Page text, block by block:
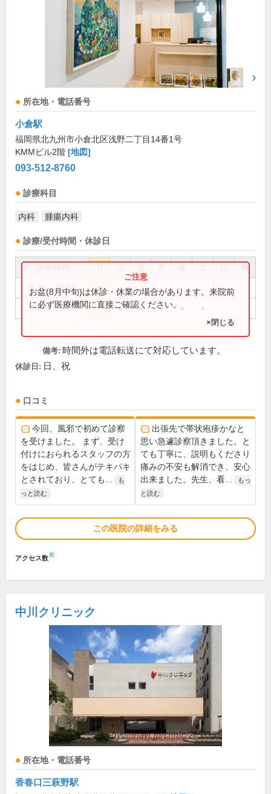
所在地・電話番号
小倉駅
福岡県北九州市小倉北区浅野二丁目14番1号
KMMビル2階 [地図]
093-512-8760
診療科目
内科 腫瘍内科
診療/受付時間・休診日
祝
9:30～12:30 ●
9:30～19:00 ● ● ●
お盆(8月中旬)は休診・休業の場合があります。来院前
に必ず医療機関に直接ご確認ください。
×閉じる
備考: 時間外は電話転送にて対応しています。
休診日: 日、祝
口コミ
今回、風邪で初めて診察
を受けました。 まず、受け
付けにおられるスタッフの方
をはじめ、皆さんがテキパキ
とされており、とても...
も
っと読む
出張先で帯状疱疹かなと
思い急遽診察頂きました。と
ても丁寧に、説明もくださり
痛みの不安も解消でき、安心
出来ました。先生、看...
もっ
と読む
この医院の詳細をみる
アクセス数※
中川クリニック
所在地・電話番号
香春口三萩野駅